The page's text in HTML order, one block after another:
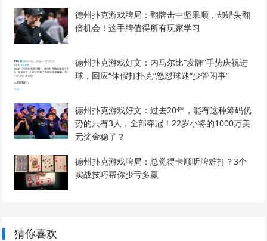
德州扑克游戏牌局：翻牌击中坚果顺，却错失翻
倍机会！这手牌值得所有玩家学习
德州扑克游戏好文：内马尔比“发牌”手势庆祝进
球，回应“休假打扑克”怒怼球迷“少管闲事”
德州扑克游戏好文：过去20年，能有这种筹码优
势的只有3人，全部夺冠！22岁小将的1000万美
元奖金稳了？
德州扑克游戏牌局：总觉得卡顺听牌难打？3个
实战技巧帮你少亏多赢
猜你喜欢